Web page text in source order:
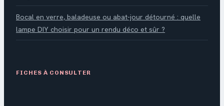
Bocal en verre, baladeuse ou abat-jour détourné : quelle
lampe DIY choisir pour un rendu déco et sûr ?
FICHES À CONSULTER